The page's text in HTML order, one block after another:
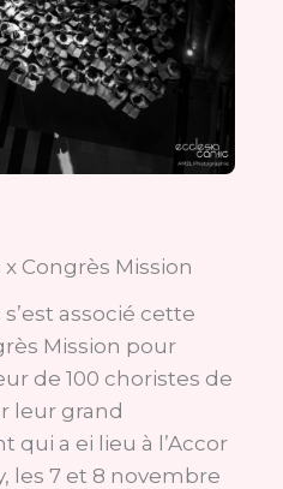
Congrès Mission
associé cette
Mission pour
de 100 choristes de
leur grand
qui a ei lieu à l’Accor
les 7 et 8 novembre